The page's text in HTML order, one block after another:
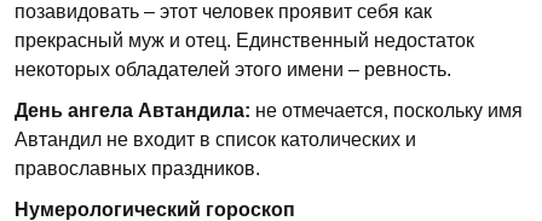
позавидовать – этот человек проявит себя как
прекрасный муж и отец. Единственный недостаток
некоторых обладателей этого имени – ревность.
День ангела Автандила: не отмечается, поскольку имя
Автандил не входит в список католических и
православных праздников.
Нумерологический гороскоп